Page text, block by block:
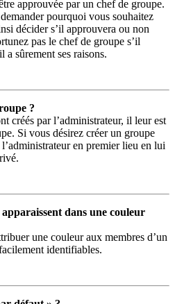
approuvée par un chef de groupe.
pourquoi vous souhaitez
décider s’il approuvera ou non
pas le chef de groupe s’il
a sûrement ses raisons.
?
créés par l’administrateur, il leur est
Si vous désirez créer un groupe
en premier lieu en lui
dans une couleur
une couleur aux membres d’un
identifiables.